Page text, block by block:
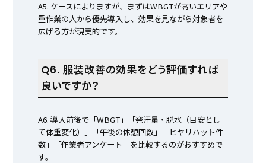
A5. ケースによりますが、まずはWBGTが高いエリアや
重作業の人から優先導入し、効果を見ながら対象者を
広げる方が現実的です。
Q6. 服装改善の効果をどう評価すれば
良いですか？
A6. 導入前後で「WBGT」「発汗量・脱水（目安とし
て体重変化）」「午後の休憩回数」「ヒヤリハット件
数」「作業者アンケート」を比較するのがおすすめで
す。